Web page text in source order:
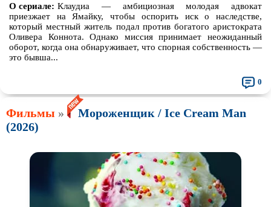
О сериале: Клаудиа — амбициозная молодая адвокат
приезжает на Ямайку, чтобы оспорить иск о наследстве,
который местный житель подал против богатого аристократа
Оливера Коннота. Однако миссия принимает неожиданный
оборот, когда она обнаруживает, что спорная собственность —
это бывша...
0
Фильмы »
Мороженщик / Ice Cream Man
(2026)